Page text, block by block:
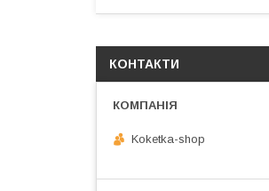
КОНТАКТИ
Koketka-shop